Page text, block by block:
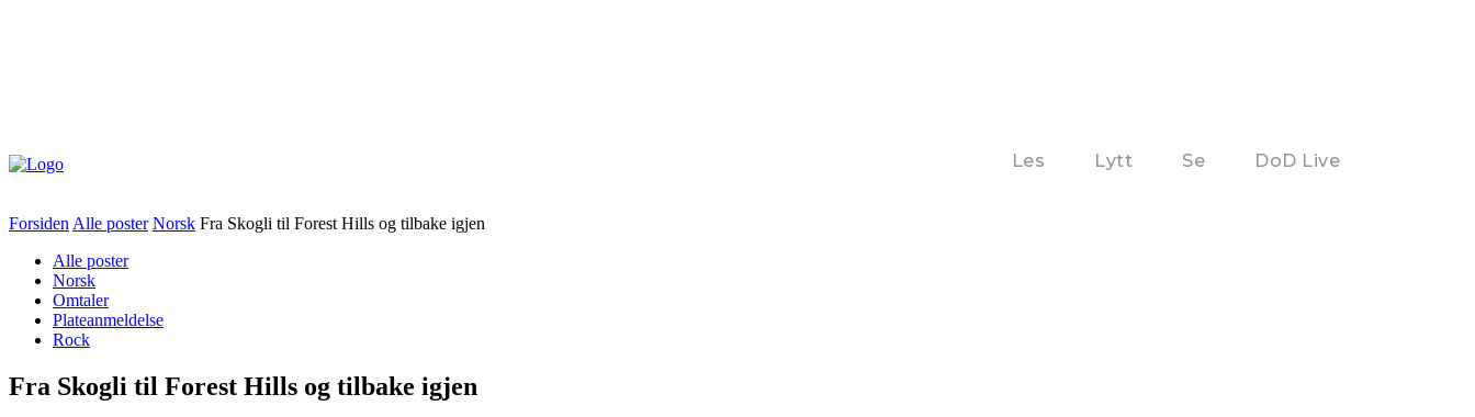
Les Lytt Se DoD Live
Forsiden Alle poster Norsk Fra Skogli til Forest Hills og tilbake igjen
Alle poster
Norsk
Omtaler
Plateanmeldelse
Rock
Fra Skogli til Forest Hills og tilbake igjen